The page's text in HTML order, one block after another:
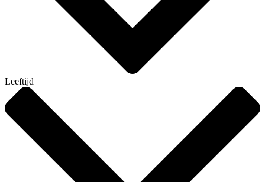
Leeftijd